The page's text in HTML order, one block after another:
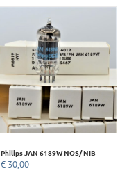
Philips JAN 6189W NOS/ NIB
€ 30,00